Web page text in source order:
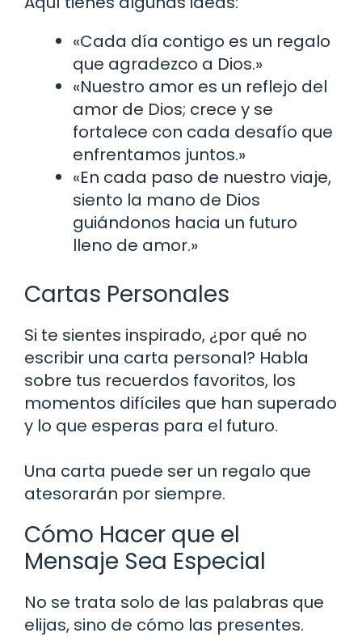
«Cada día contigo es un regalo
que agradezco a Dios.»
«Nuestro amor es un reflejo del
amor de Dios; crece y se
fortalece con cada desafío que
enfrentamos juntos.»
«En cada paso de nuestro viaje,
siento la mano de Dios
guiándonos hacia un futuro
lleno de amor.»
Cartas Personales
Si te sientes inspirado, ¿por qué no
escribir una carta personal? Habla
sobre tus recuerdos favoritos, los
momentos difíciles que han superado
y lo que esperas para el futuro.
Una carta puede ser un regalo que
atesorarán por siempre.
Cómo Hacer que el
Mensaje Sea Especial
No se trata solo de las palabras que
elijas, sino de cómo las presentes.